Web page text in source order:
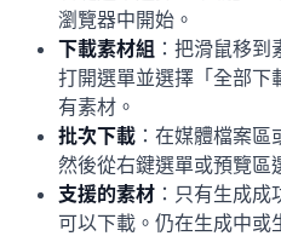
瀏覽器中開始。
下載素材組 ：把滑鼠移
打開選單並選擇「全部下
有素材。
批次下載 ：在媒體檔案
然後從右鍵選單或預覽區
支援的素材 ：只有生成
可以下載。仍在生成中或